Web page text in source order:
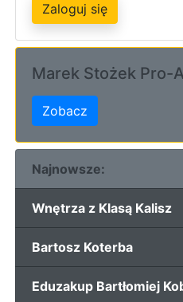
Zaloguj się
Marek Stożek Pro-
Zobacz
Najnowsze:
Wnętrza z Klasą Kalisz
Bartosz Koterba
Eduzakup Bartłomiej